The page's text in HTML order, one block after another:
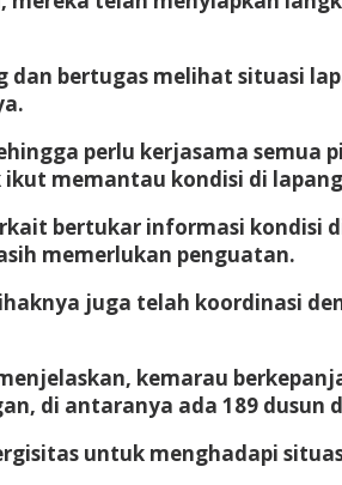
bertugas melihat situasi
perlu kerjasama
memantau kondisi di
bertukar informasi kondisi
memerlukan penguatan.
juga telah koordinasi
kemarau
di antaranya ada 189 dusun
untuk menghadapi